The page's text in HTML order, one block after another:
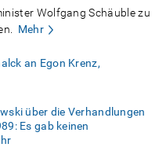
Wolfgang Schäuble zu
Mehr
an Egon Krenz,
über die Verhandlungen
Es gab keinen